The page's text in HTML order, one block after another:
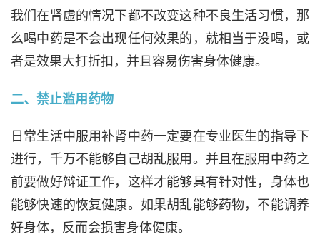
我们在肾虚的情况下都不改变这种不良生活习惯，那
么喝中药是不会出现任何效果的，就相当于没喝，或
者是效果大打折扣，并且容易伤害身体健康。
二、禁止滥用药物
日常生活中服用补肾中药一定要在专业医生的指导下
进行，千万不能够自己胡乱服用。并且在服用中药之
前要做好辩证工作，这样才能够具有针对性，身体也
能够快速的恢复健康。如果胡乱能够药物，不能调养
好身体，反而会损害身体健康。